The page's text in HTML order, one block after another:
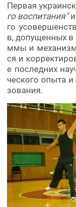
Первая
го воспитания"
го
в, допущенных в
ммы и
ся и
е последних
ческого опыта
зования.